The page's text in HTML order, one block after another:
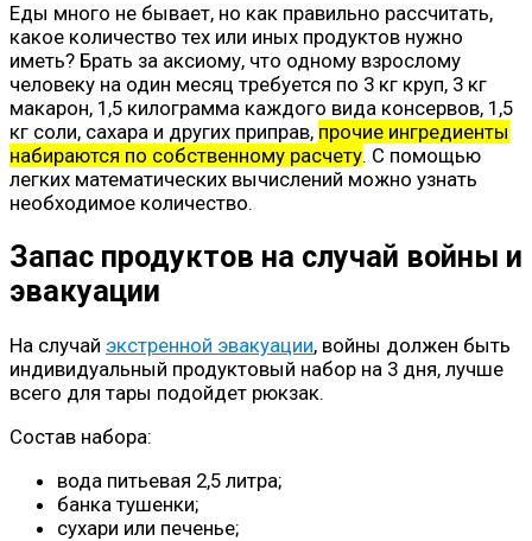
Еды много не бывает, но как правильно рассчитать,
какое количество тех или иных продуктов нужно
иметь? Брать за аксиому, что одному взрослому
человеку на один месяц требуется по 3 кг круп, 3 кг
макарон, 1,5 килограмма каждого вида консервов, 1,5
кг соли, сахара и других приправ, прочие ингредиенты
набираются по собственному расчету. С помощью
легких математических вычислений можно узнать
необходимое количество.
Запас продуктов на случай войны и
эвакуации
На случай экстренной эвакуации, войны должен быть
индивидуальный продуктовый набор на 3 дня, лучше
всего для тары подойдет рюкзак.
Состав набора:
вода питьевая 2,5 литра;
банка тушенки;
сухари или печенье;